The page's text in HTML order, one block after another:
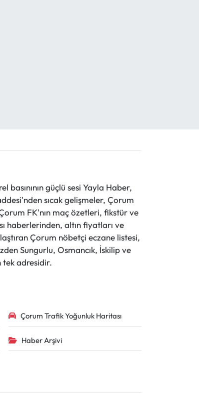
güçlü sesi Yayla Haber,
sıcak gelişmeler, Çorum
FK'nın maç özetleri, fikstür ve
haberlerinden, altın fiyatları ve
Çorum nöbetçi eczane listesi,
Sungurlu, Osmancık, İskilip ve
tek adresidir.
Çorum Trafik Yoğunluk Haritası
Haber Arşivi